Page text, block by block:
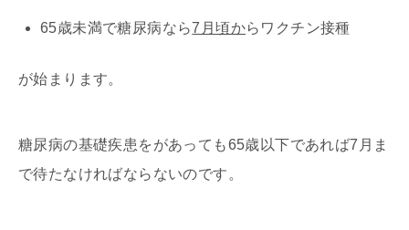
65歳未満で糖尿病なら7月頃からワクチン接種
が始まります。
糖尿病の基礎疾患をがあっても65歳以下であれば7月ま
で待たなければならないのです。